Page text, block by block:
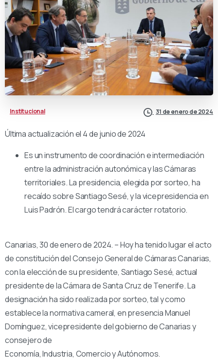
Institucional 31 de enero de 2024
Última actualización el 4 de junio de 2024
Es un instrumento de coordinación e intermediación
entre la administración autonómica y las Cámaras
territoriales. La presidencia, elegida por sorteo, ha
recaído sobre Santiago Sesé, y la vicepresidencia en
Luis Padrón. El cargo tendrá carácter rotatorio.
Canarias, 30 de enero de 2024. – Hoy ha tenido lugar el acto
de constitución del Consejo General de Cámaras Canarias,
con la elección de su presidente, Santiago Sesé, actual
presidente de la Cámara de Santa Cruz de Tenerife. La
designación ha sido realizada por sorteo, tal y como
establece la normativa cameral, en presencia Manuel
Domínguez, vicepresidente del gobierno de Canarias y
consejero de
Economía, Industria, Comercio y Autónomos.